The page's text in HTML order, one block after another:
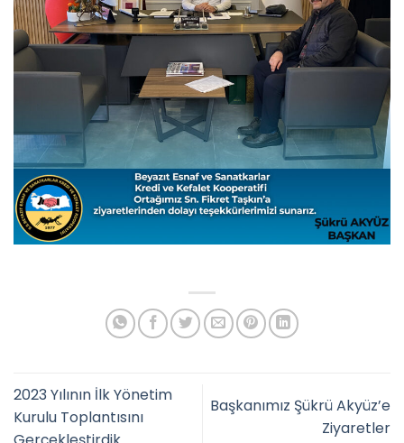
2023 Yılının İlk Yönetim
Kurulu Toplantısını
Başkanımız Şükrü Akyüz’e
Ziyaretler